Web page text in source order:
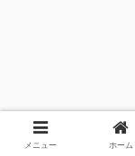
メニュー ホーム